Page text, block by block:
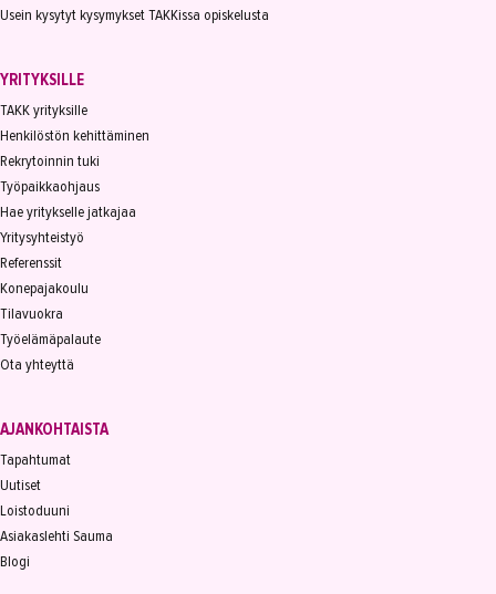
Usein kysytyt kysymykset TAKKissa opiskelusta
YRITYKSILLE
TAKK yrityksille
Henkilöstön kehittäminen
Rekrytoinnin tuki
Työpaikkaohjaus
Hae yritykselle jatkajaa
Yritysyhteistyö
Referenssit
Konepajakoulu
Tilavuokra
Työelämäpalaute
Ota yhteyttä
AJANKOHTAISTA
Tapahtumat
Uutiset
Loistoduuni
Asiakaslehti Sauma
Blogi